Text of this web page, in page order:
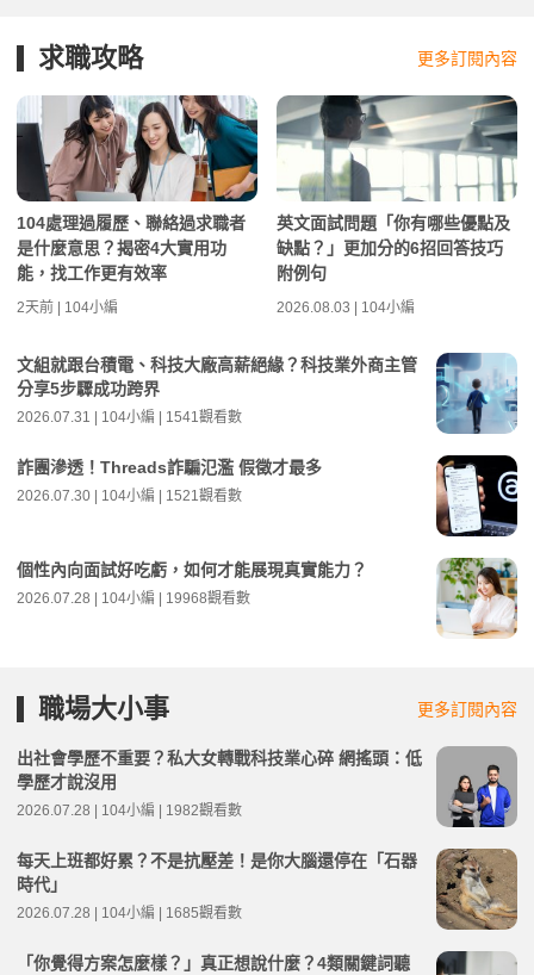
求職攻略 更多訂閱內容
104處理過履歷、聯絡過求職者
是什麼意思？揭密4大實用功
能，找工作更有效率
2天前 | 104小編
英文面試問題「你有哪些優點及
缺點？」更加分的6招回答技巧
附例句
2026.08.03 | 104小編
文組就跟台積電、科技大廠高薪絕緣？科技業外商主管
分享5步驟成功跨界
2026.07.31 | 104小編 | 1541觀看數
詐團滲透！Threads詐騙氾濫 假徵才最多
2026.07.30 | 104小編 | 1521觀看數
個性內向面試好吃虧，如何才能展現真實能力？
2026.07.28 | 104小編 | 19968觀看數
職場大小事 更多訂閱內容
出社會學歷不重要？私大女轉戰科技業心碎 網搖頭：低
學歷才說沒用
2026.07.28 | 104小編 | 1982觀看數
每天上班都好累？不是抗壓差！是你大腦還停在「石器
時代」
2026.07.28 | 104小編 | 1685觀看數
「你覺得方案怎麼樣？」真正想說什麼？4類關鍵詞聽